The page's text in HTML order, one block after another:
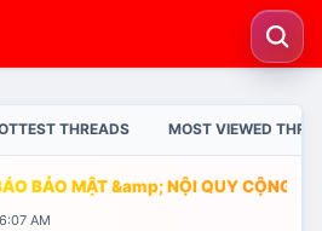
THREADS MOST VIEWED
BẢO MẬT &amp; NỘI QUY CỘNG
AM